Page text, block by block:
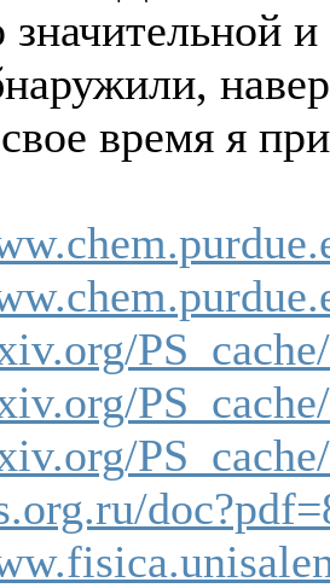
значительной
время я